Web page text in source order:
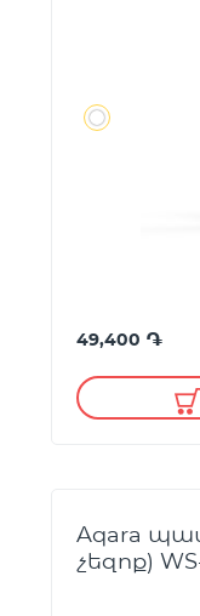
49,400 ֏
Aqara
չեզոք)